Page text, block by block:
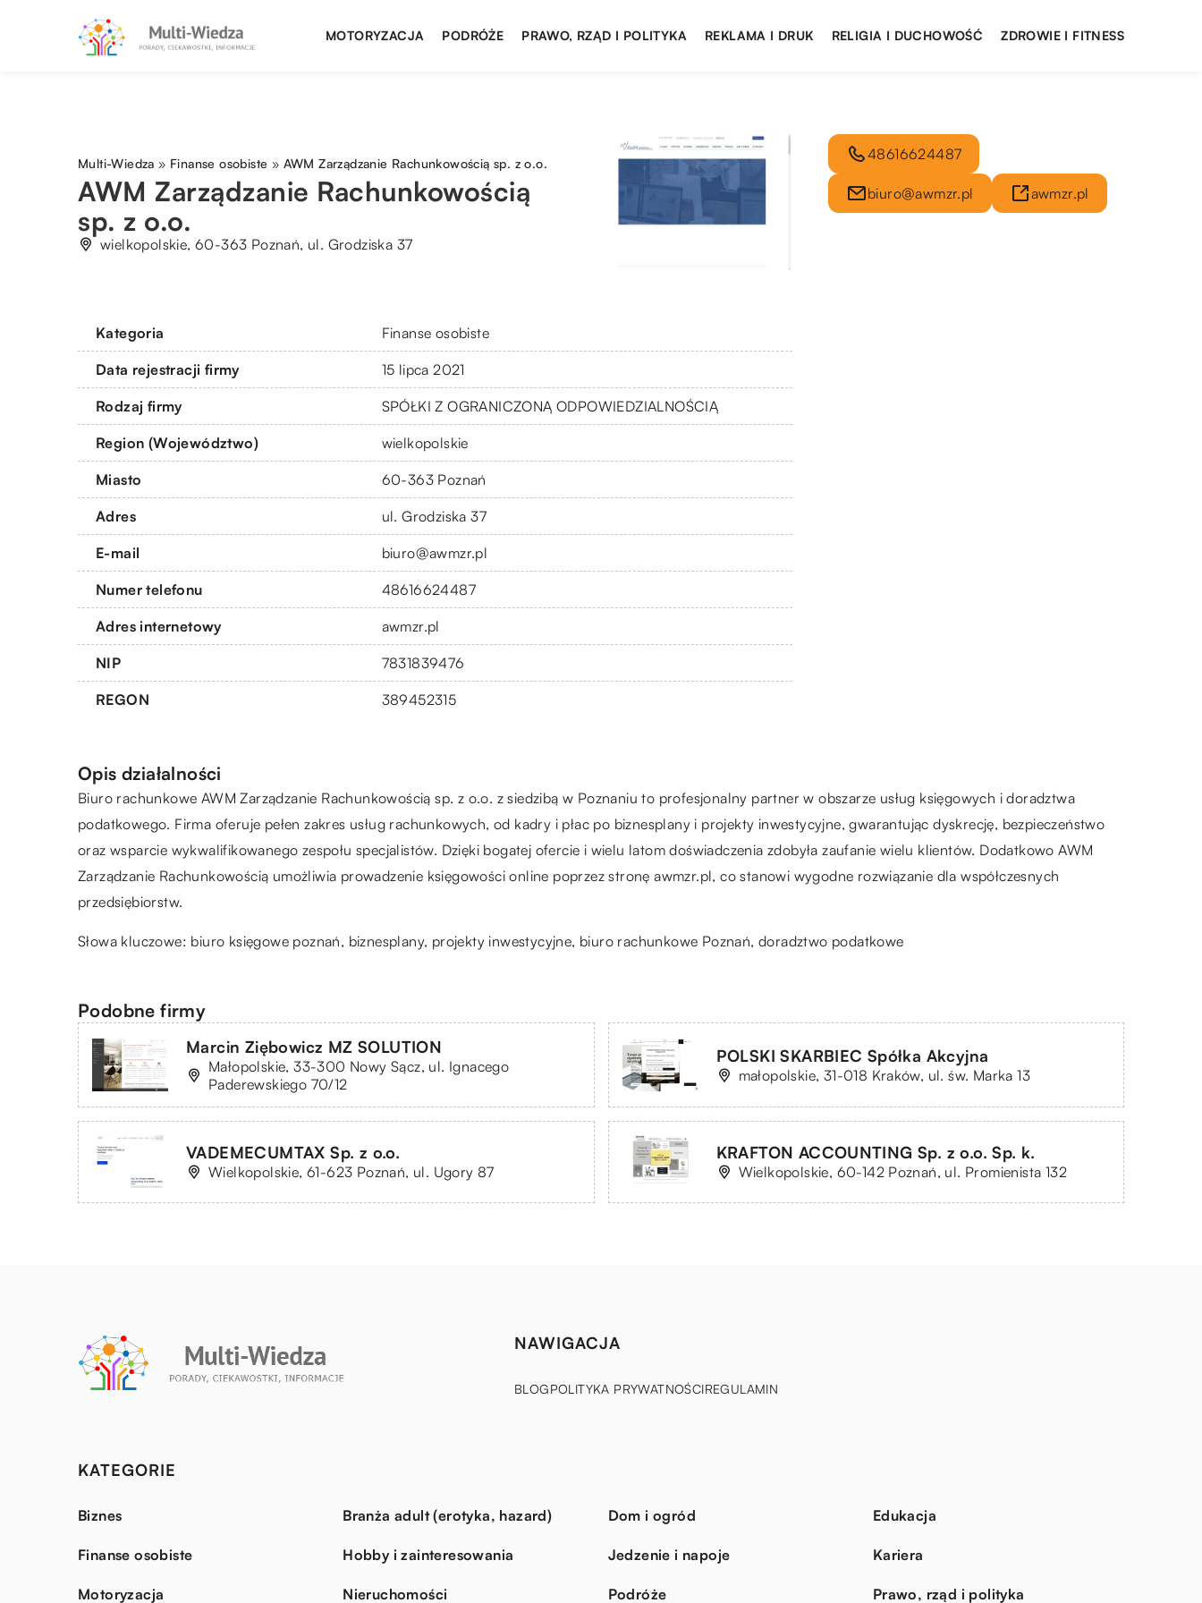
MOTORYZACJA PODRÓŻE PRAWO, RZĄD I POLITYKA REKLAMA I DRUK RELIGIA I DUCHOWOŚĆ ZDROWIE I FITNESS
Multi-Wiedza » Finanse osobiste » AWM Zarządzanie Rachunkowością sp. z o.o.
AWM Zarządzanie Rachunkowością
sp. z o.o.
wielkopolskie, 60-363 Poznań, ul. Grodziska 37
Kategoria Finanse osobiste
Data rejestracji firmy 15 lipca 2021
Rodzaj firmy SPÓŁKI Z OGRANICZONĄ ODPOWIEDZIALNOŚCIĄ
Region (Województwo) wielkopolskie
Miasto 60-363 Poznań
Adres ul. Grodziska 37
E-mail biuro@awmzr.pl
Numer telefonu 48616624487
Adres internetowy awmzr.pl
NIP 7831839476
REGON 389452315
48616624487
biuro@awmzr.pl awmzr.pl
Opis działalności
Biuro rachunkowe AWM Zarządzanie Rachunkowością sp. z o.o. z siedzibą w Poznaniu to profesjonalny partner w obszarze usług księgowych i doradztwa
podatkowego. Firma oferuje pełen zakres usług rachunkowych, od kadry i płac po biznesplany i projekty inwestycyjne, gwarantując dyskrecję, bezpieczeństwo
oraz wsparcie wykwalifikowanego zespołu specjalistów. Dzięki bogatej ofercie i wielu latom doświadczenia zdobyła zaufanie wielu klientów. Dodatkowo AWM
Zarządzanie Rachunkowością umożliwia prowadzenie księgowości online poprzez stronę awmzr.pl, co stanowi wygodne rozwiązanie dla współczesnych
przedsiębiorstw.
Słowa kluczowe: biuro księgowe poznań, biznesplany, projekty inwestycyjne, biuro rachunkowe Poznań, doradztwo podatkowe
Podobne firmy
Marcin Ziębowicz MZ SOLUTION
Małopolskie, 33-300 Nowy Sącz, ul. Ignacego
Paderewskiego 70/12
POLSKI SKARBIEC Spółka Akcyjna
małopolskie, 31-018 Kraków, ul. św. Marka 13
VADEMECUMTAX Sp. z o.o.
Wielkopolskie, 61-623 Poznań, ul. Ugory 87
KRAFTON ACCOUNTING Sp. z o.o. Sp. k.
Wielkopolskie, 60-142 Poznań, ul. Promienista 132
NAWIGACJA
BLOGPOLITYKA PRYWATNOŚCIREGULAMIN
KATEGORIE
Biznes Branża adult (erotyka, hazard) Dom i ogród Edukacja
Finanse osobiste Hobby i zainteresowania Jedzenie i napoje Kariera
Motoryzacja Nieruchomości Podróże Prawo, rząd i polityka